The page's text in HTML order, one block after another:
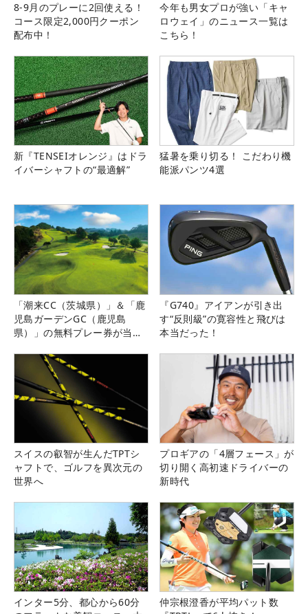
8-9月のプレーに2回使える！
コース限定2,000円クーポン
配布中！
今年も男女プロが強い「キャ
ロウェイ」のニュース一覧は
こちら！
新『TENSEIオレンジ』はドラ
イバーシャフトの“最適解”
猛暑を乗り切る！ こだわり機
能派パンツ4選
「潮来CC（茨城県）」＆「鹿
児島ガーデンGC（鹿児島
県）」の無料プレー券が当た
『G740』アイアンが引き出
す“反則級”の寛容性と飛びは
本当だった！
スイスの叡智が生んだTPTシ
ャフトで、ゴルフを異次元の
世界へ
プロギアの「4層フェース」が
切り開く高初速ドライバーの
新時代
インター5分、都心から60分
仲宗根澄香が平均パット数